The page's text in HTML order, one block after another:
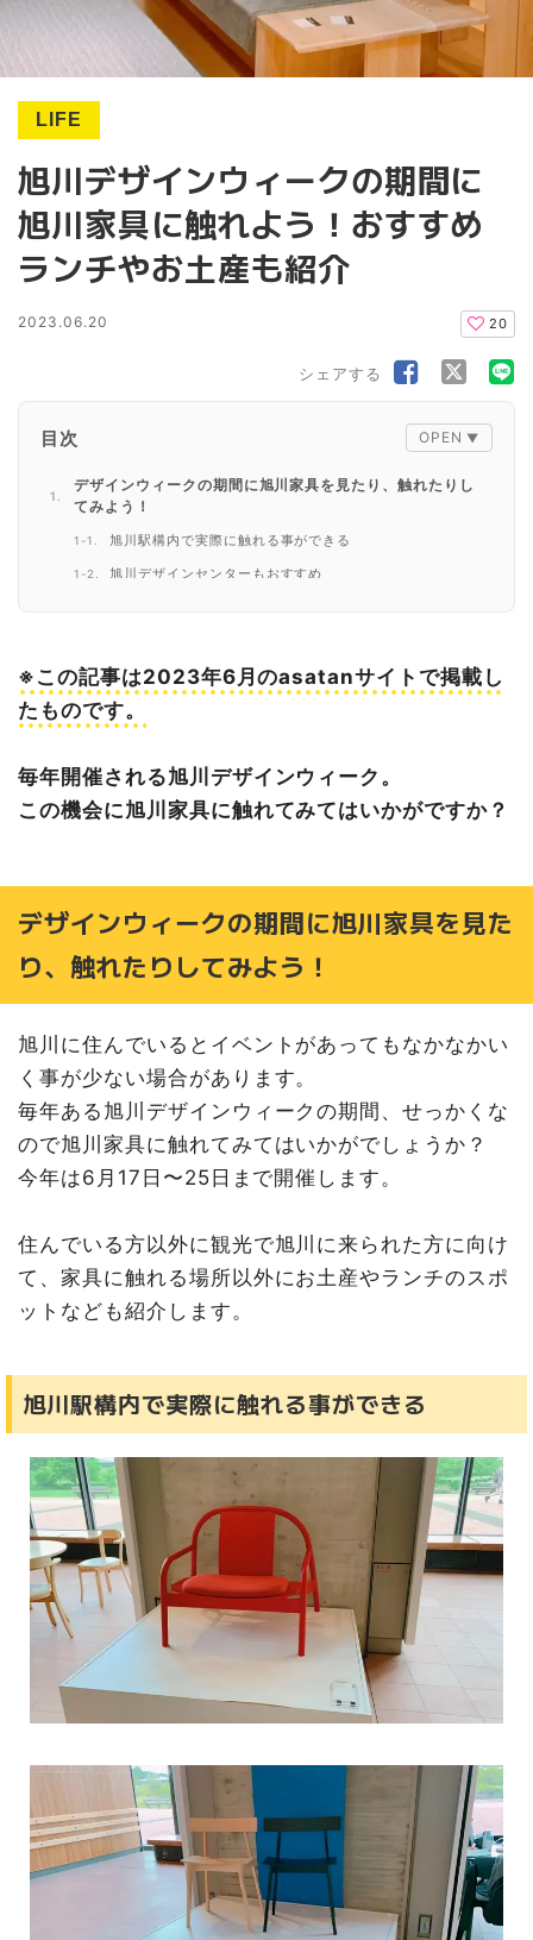
LIFE
旭川デザインウィークの期間に
旭川家具に触れよう！おすすめ
ランチやお土産も紹介
2023.06.20 20
シェアする
目次
デザインウィークの期間に旭川家具を見たり、触れたりし
てみよう！
旭川駅構内で実際に触れる事ができる
旭川デザインセンターもおすすめ
palemta（パレンタ）
観光できたならお土産はイオン旭川駅前で！
※この記事は2023年6月のasatanサイトで掲載し
たものです。
毎年開催される旭川デザインウィーク。
この機会に旭川家具に触れてみてはいかがですか？
デザインウィークの期間に旭川家具を見た
り、触れたりしてみよう！
旭川に住んでいるとイベントがあってもなかなかい
く事が少ない場合があります。
毎年ある旭川デザインウィークの期間、せっかくな
ので旭川家具に触れてみてはいかがでしょうか？
今年は6月17日〜25日まで開催します。
住んでいる方以外に観光で旭川に来られた方に向け
て、家具に触れる場所以外にお土産やランチのスポ
ットなども紹介します。
旭川駅構内で実際に触れる事ができる